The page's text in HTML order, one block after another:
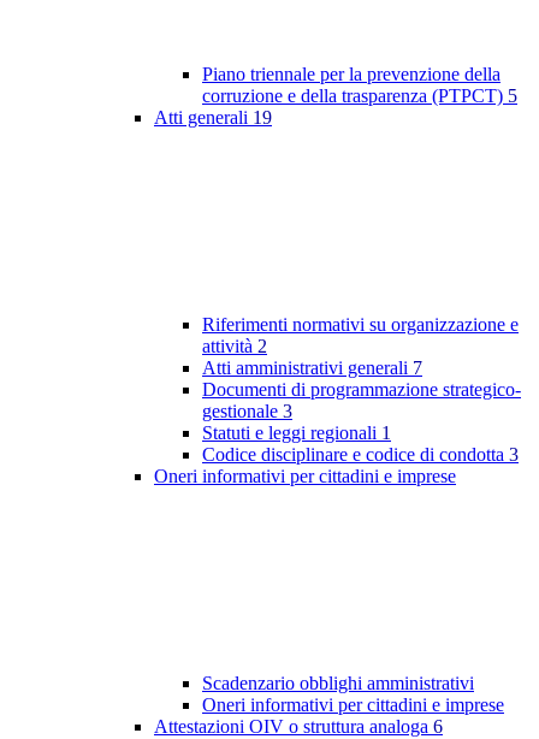
Piano triennale per la prevenzione della
corruzione e della trasparenza (PTPCT) 5
Atti generali 19
Riferimenti normativi su organizzazione e
attività 2
Atti amministrativi generali 7
Documenti di programmazione strategico-
gestionale 3
Statuti e leggi regionali 1
Codice disciplinare e codice di condotta 3
Oneri informativi per cittadini e imprese
Scadenzario obblighi amministrativi
Oneri informativi per cittadini e imprese
Attestazioni OIV o struttura analoga 6